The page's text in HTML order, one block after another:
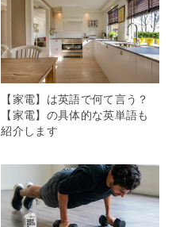
【家電】は英語で何て言う？
【家電】の具体的な英単語も
紹介します